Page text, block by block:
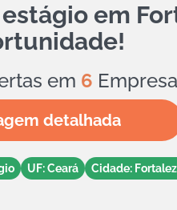
em
em 6
detalhada
UF: Ceará Cidade: